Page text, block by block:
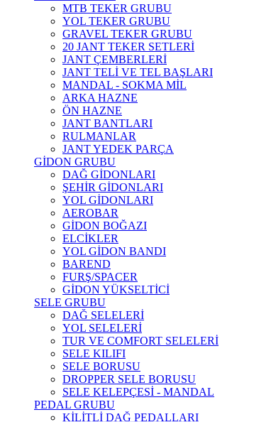
MTB TEKER GRUBU
YOL TEKER GRUBU
GRAVEL TEKER GRUBU
20 JANT TEKER SETLERİ
JANT ÇEMBERLERİ
JANT TELİ VE TEL BAŞLARI
MANDAL - SOKMA MİL
ARKA HAZNE
ÖN HAZNE
JANT BANTLARI
RULMANLAR
JANT YEDEK PARÇA
GİDON GRUBU
DAĞ GİDONLARI
ŞEHİR GİDONLARI
YOL GİDONLARI
AEROBAR
GİDON BOĞAZI
ELCİKLER
YOL GİDON BANDI
BAREND
FURŞ/SPACER
GİDON YÜKSELTİCİ
SELE GRUBU
DAĞ SELELERİ
YOL SELELERİ
TUR VE COMFORT SELELERİ
SELE KILIFI
SELE BORUSU
DROPPER SELE BORUSU
SELE KELEPÇESİ - MANDAL
PEDAL GRUBU
KİLİTLİ DAĞ PEDALLARI